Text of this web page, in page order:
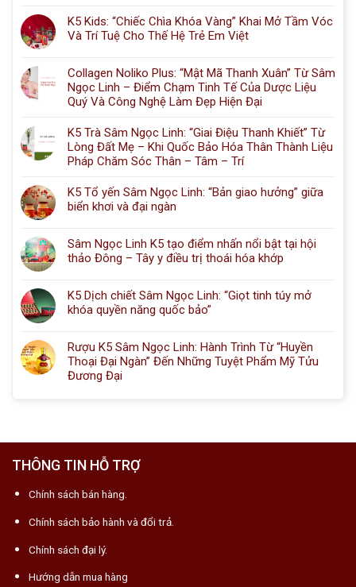
K5 Kids: “Chiếc Chìa Khóa Vàng” Khai Mở Tầm Vóc
Và Trí Tuệ Cho Thế Hệ Trẻ Em Việt
Collagen Noliko Plus: “Mật Mã Thanh Xuân” Từ Sâm
Ngọc Linh – Điểm Chạm Tinh Tế Của Dược Liệu
Quý Và Công Nghệ Làm Đẹp Hiện Đại
K5 Trà Sâm Ngọc Linh: “Giai Điệu Thanh Khiết” Từ
Lòng Đất Mẹ – Khi Quốc Bảo Hóa Thân Thành Liệu
Pháp Chăm Sóc Thân – Tâm – Trí
K5 Tổ yến Sâm Ngọc Linh: “Bản giao hưởng” giữa
biển khơi và đại ngàn
Sâm Ngọc Linh K5 tạo điểm nhấn nổi bật tại hội
thảo Đông – Tây y điều trị thoái hóa khớp
K5 Dịch chiết Sâm Ngọc Linh: “Giọt tinh túy mở
khóa quyền năng quốc bảo”
Rượu K5 Sâm Ngọc Linh: Hành Trình Từ “Huyền
Thoại Đại Ngàn” Đến Những Tuyệt Phẩm Mỹ Tửu
Đương Đại
THÔNG TIN HỖ TRỢ
Chính sách bán hàng.
Chính sách bảo hành và đổi trả.
Chính sách đại lý.
Hướng dẫn mua hàng